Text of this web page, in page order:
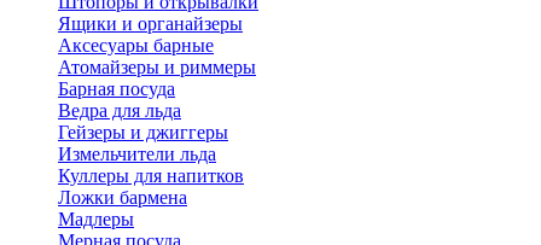
Ящики и органайзеры
Аксесуары барные
Атомайзеры и риммеры
Барная посуда
Ведра для льда
Гейзеры и джиггеры
Измельчители льда
Куллеры для напитков
Ложки бармена
Мадлеры
Мерная посуда